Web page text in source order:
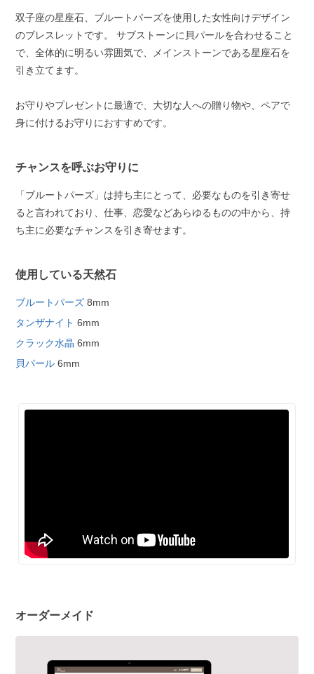
双子座の星座石、ブルートパーズを使用した女性向けデザイン
のブレスレットです。 サブストーンに貝パールを合わせること
で、全体的に明るい雰囲気で、メインストーンである星座石を
引き立てます。
お守りやプレゼントに最適で、大切な人への贈り物や、ペアで
身に付けるお守りにおすすめです。
チャンスを呼ぶお守りに
「ブルートパーズ」は持ち主にとって、必要なものを引き寄せ
ると言われており、仕事、恋愛などあらゆるものの中から、持
ち主に必要なチャンスを引き寄せます。
使用している天然石
ブルートパーズ 8mm
タンザナイト 6mm
クラック水晶 6mm
貝パール 6mm
オーダーメイド